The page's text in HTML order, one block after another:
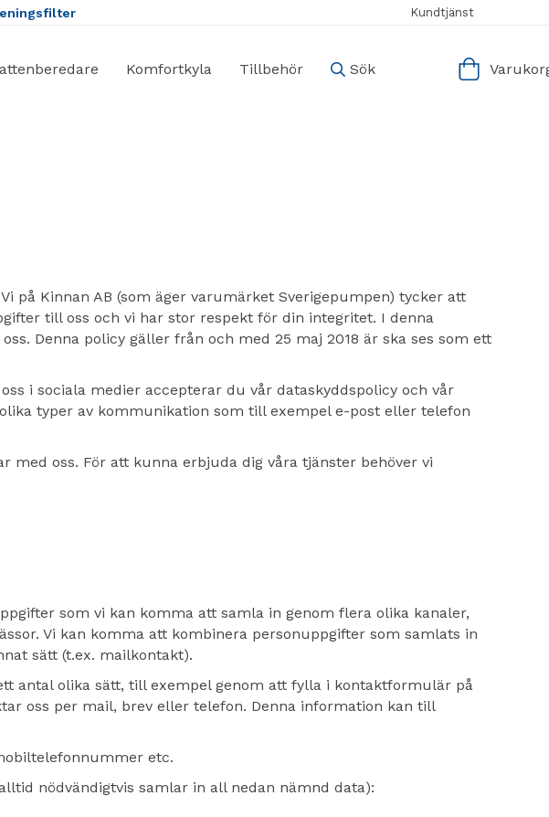
Kundtjänst
Komfortkyla Tillbehör Sök
på Kinnan AB (som äger varumärket Sverigepumpen) tycker att
till oss och vi har stor respekt för din integritet. I denna
Denna policy gäller från och med 25 maj 2018 är ska ses som ett
i sociala medier accepterar du vår dataskyddspolicy och vår
typer av kommunikation som till exempel e-post eller telefon
oss. För att kunna erbjuda dig våra tjänster behöver vi
som vi kan komma att samla in genom flera olika kanaler,
Vi kan komma att kombinera personuppgifter som samlats in
sätt (t.ex. mailkontakt).
antal olika sätt, till exempel genom att fylla i kontaktformulär på
oss per mail, brev eller telefon. Denna information kan till
etc.
nödvändigtvis samlar in all nedan nämnd data):